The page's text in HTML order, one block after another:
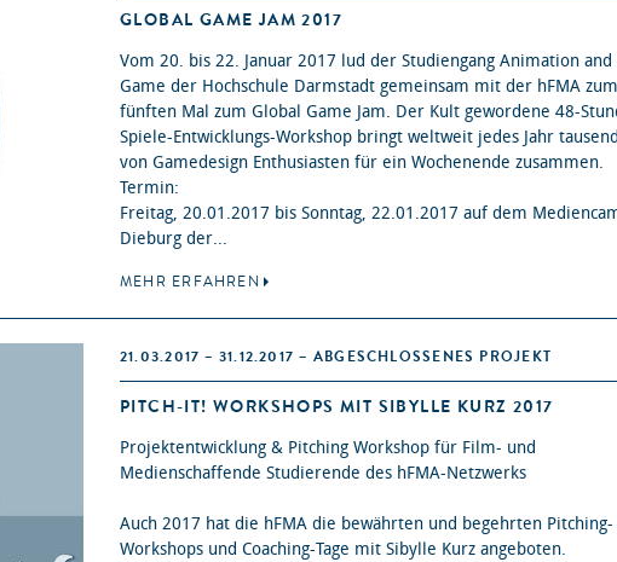
GLOBAL GAME JAM 2017
Vom 20. bis 22. Januar 2017 lud der Studiengang Animation and
Game der Hochschule Darmstadt gemeinsam mit der hFMA zum
fünften Mal zum Global Game Jam. Der Kult gewordene 48-
Spiele-Entwicklungs-Workshop bringt weltweit jedes Jahr
von Gamedesign Enthusiasten für ein Wochenende zusammen.
Termin:
Freitag, 20.01.2017 bis Sonntag, 22.01.2017 auf dem
Dieburg der...
MEHR ERFAHREN
21.03.2017 – 31.12.2017 – ABGESCHLOSSENES PROJEKT
PITCH-IT! WORKSHOPS MIT SIBYLLE KURZ 2017
Projektentwicklung & Pitching Workshop für Film- und
Medienschaffende Studierende des hFMA-Netzwerks
Auch 2017 hat die hFMA die bewährten und begehrten Pitching-
Workshops und Coaching-Tage mit Sibylle Kurz angeboten.